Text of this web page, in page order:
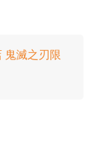
鬼滅之刃限